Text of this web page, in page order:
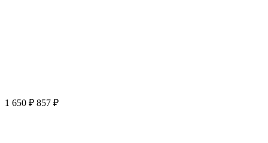
1 650 ₽ 857 ₽